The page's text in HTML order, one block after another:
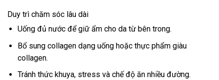
Duy trì chăm sóc lâu dài
Uống đủ nước để giữ ẩm cho da từ bên trong.
Bổ sung collagen dạng uống hoặc thực phẩm giàu
collagen.
Tránh thức khuya, stress và chế độ ăn nhiều đường.